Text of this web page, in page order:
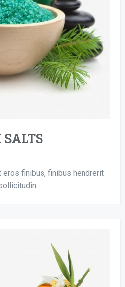
eros finibus, finibus hendrerit